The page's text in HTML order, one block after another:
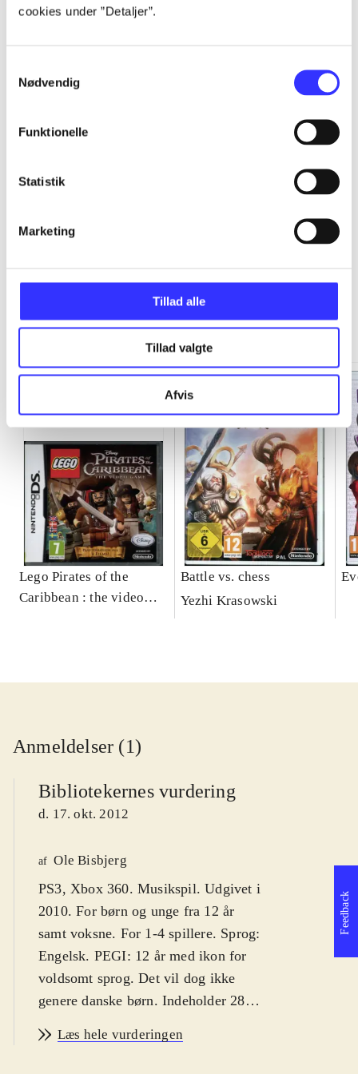
cookies under ”Detaljer”.
Nødvendig
Funktionelle
Statistik
Marketing
Tillad alle
Tillad valgte
Afvis
Minder om
Lego Pirates of the
Caribbean : the video
Battle vs. chess
Yezhi Krasowski
Anmeldelser (1)
Bibliotekernes vurdering
d. 17. okt. 2012
af Ole Bisbjerg
PS3, Xbox 360. Musikspil. Udgivet i
2010. For børn og unge fra 12 år
samt voksne. For 1-4 spillere. Sprog:
Engelsk. PEGI: 12 år med ikon for
voldsomt sprog. Det vil dog ikke
genere danske børn. Indeholder 28
download af yderligere sange
Læs hele vurderingen
Feedback